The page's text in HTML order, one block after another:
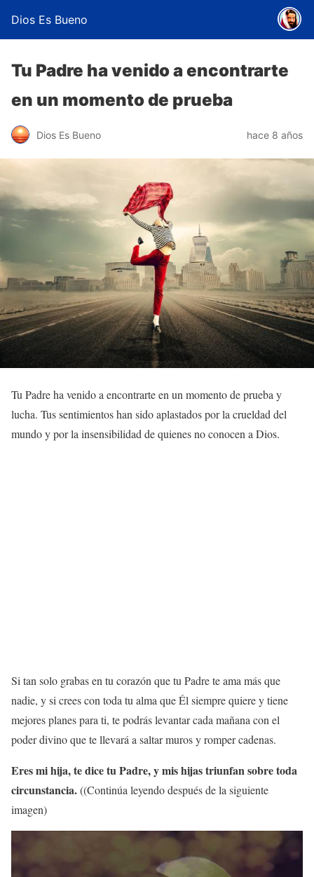
Dios Es Bueno
Tu Padre ha venido a encontrarte
en un momento de prueba
Dios Es Bueno hace 8 años
Tu Padre ha venido a encontrarte en un momento de prueba y
lucha. Tus sentimientos han sido aplastados por la crueldad del
mundo y por la insensibilidad de quienes no conocen a Dios.
Si tan solo grabas en tu corazón que tu Padre te ama más que
nadie, y si crees con toda tu alma que Él siempre quiere y tiene
mejores planes para ti, te podrás levantar cada mañana con el
poder divino que te llevará a saltar muros y romper cadenas.
Eres mi hija, te dice tu Padre, y mis hijas triunfan sobre toda
circunstancia.((Continúa leyendo después de la siguiente
imagen)